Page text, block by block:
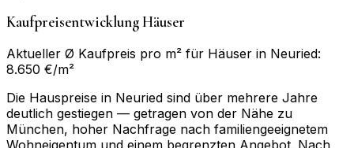
Kaufpreisentwicklung Häuser
Aktueller Ø Kaufpreis pro m² für Häuser in Neuried:
8.650 €/m²
Die Hauspreise in Neuried sind über mehrere Jahre
deutlich gestiegen — getragen von der Nähe zu
München, hoher Nachfrage nach familiengeeignetem
Wohneigentum und einem begrenzten Angebot. Nach